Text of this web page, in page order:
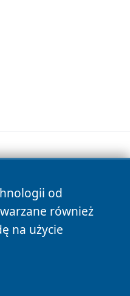
od
również
na użycie